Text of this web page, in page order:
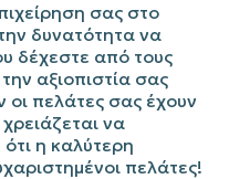
σας στο
δυνατότητα να
δέχεστε από τους
αξιοπιστία σας
οι πελάτες σας έχουν
να
η καλύτερη
πελάτες!